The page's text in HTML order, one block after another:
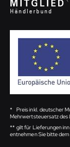
* Preis inkl. deutscher
Mehrwertsteuersatz des
** gilt für Lieferungen
entnehmen Sie bitte